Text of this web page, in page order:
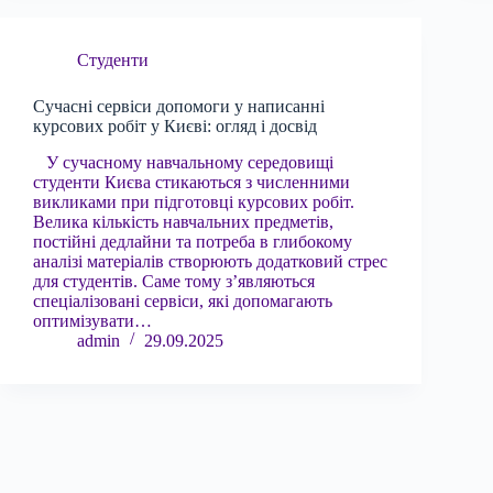
Студенти
Сучасні сервіси допомоги у написанні
курсових робіт у Києві: огляд і досвід
У сучасному навчальному середовищі
студенти Києва стикаються з численними
викликами при підготовці курсових робіт.
Велика кількість навчальних предметів,
постійні дедлайни та потреба в глибокому
аналізі матеріалів створюють додатковий стрес
для студентів. Саме тому з’являються
спеціалізовані сервіси, які допомагають
оптимізувати…
admin
29.09.2025